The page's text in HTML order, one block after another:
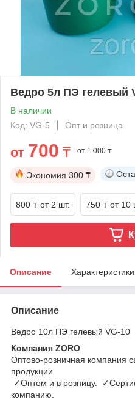
Ведро 5л ПЭ гелевый
В наличии
Код: VG-5
Опт и розница
от 700 ₸ от 1 000 ₸
Экономия 300 ₸
800 ₸ от 2 шт. 750 ₸ от 10
Описание Характеристики
Описание
Ведро 10л ПЭ гелевый VG-10
Компания ZORO
Оптово-розничная компания
продукции
✓Оптом и в розницу.
компанию.